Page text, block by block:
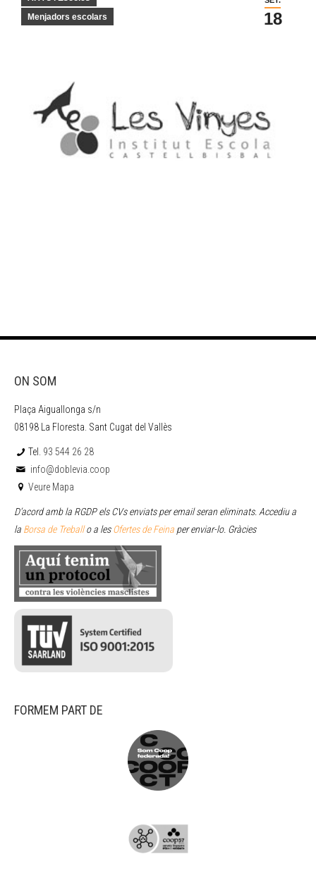
18
Menjadors escolars
ON SOM
Plaça Aiguallonga s/n
08198 La Floresta. Sant Cugat del Vallès
Tel. 93 544 26 28
info@doblevia.coop
Veure Mapa
D’acord amb la RGDP els CVs enviats per email seran eliminats. Accediu a
la Borsa de Treballo a lesOfertes de Feina per enviar-lo. Gràcies
FORMEM PART DE